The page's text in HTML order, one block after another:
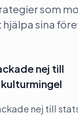
som
sina
nej till
nej till